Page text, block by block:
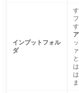
インプットフォル
ダ
は